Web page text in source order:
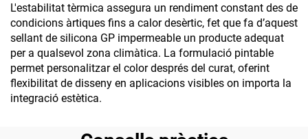
L'estabilitat tèrmica assegura un rendiment constant des de
condicions àrtiques fins a calor desèrtic, fet que fa d’aquest
sellant de silicona GP impermeable un producte adequat
per a qualsevol zona climàtica. La formulació pintable
permet personalitzar el color després del curat, oferint
flexibilitat de disseny en aplicacions visibles on importa la
integració estètica.